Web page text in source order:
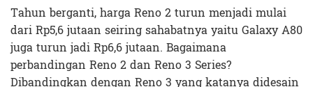
Tahun berganti, harga Reno 2 turun menjadi mulai
dari Rp5,6 jutaan seiring sahabatnya yaitu Galaxy A80
juga turun jadi Rp6,6 jutaan. Bagaimana
perbandingan Reno 2 dan Reno 3 Series?
Dibandingkan dengan Reno 3 yang katanya didesain